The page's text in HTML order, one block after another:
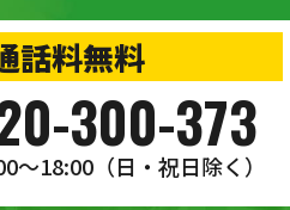
話料無料
300-373
〜18:00 （日・祝日除く）